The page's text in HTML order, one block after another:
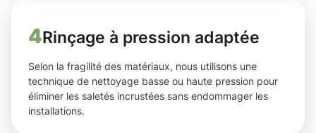
4Rinçage à pression adaptée
Selon la fragilité des matériaux, nous utilisons une
technique de nettoyage basse ou haute pression pour
éliminer les saletés incrustées sans endommager les
installations.